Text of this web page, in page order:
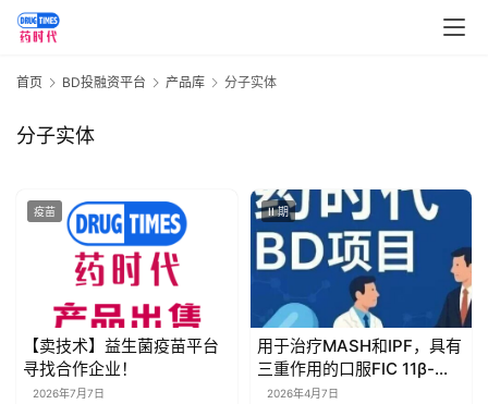
首
资
讯
首页 BD投融资平台 产品库 分子实体
分子实体
疫苗
【卖技术】益生菌疫苗平台
寻找合作企业！
2026年7月7日
II 期
用于治疗MASH和IPF，具有
三重作用的口服FIC 11β-
HSD1抑制剂 | 药时代BD项
2026年4月7日